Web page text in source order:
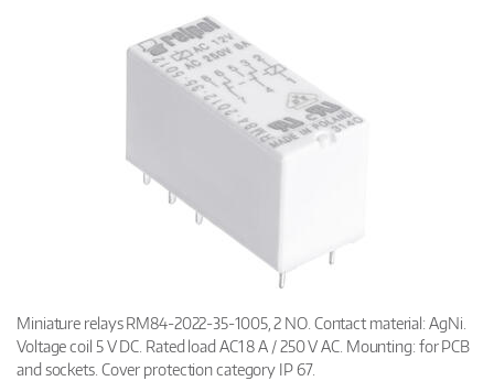
Miniature relays RM84-2022-35-1005, 2 NO. Contact material: AgNi.
Voltage coil 5 V DC. Rated load AC1 8 A / 250 V AC. Mounting: for PCB
and sockets. Cover protection category IP 67.